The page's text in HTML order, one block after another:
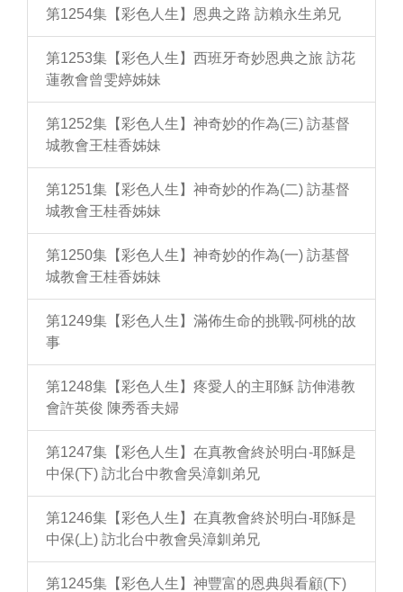
第1254集【彩色人生】恩典之路 訪賴永生弟兄
第1253集【彩色人生】西班牙奇妙恩典之旅 訪花
蓮教會曾雯婷姊妹
第1252集【彩色人生】神奇妙的作為(三) 訪基督
城教會王桂香姊妹
第1251集【彩色人生】神奇妙的作為(二) 訪基督
城教會王桂香姊妹
第1250集【彩色人生】神奇妙的作為(一) 訪基督
城教會王桂香姊妹
第1249集【彩色人生】滿佈生命的挑戰-阿桃的故
事
第1248集【彩色人生】疼愛人的主耶穌 訪伸港教
會許英俊 陳秀香夫婦
第1247集【彩色人生】在真教會終於明白-耶穌是
中保(下) 訪北台中教會吳漳釧弟兄
第1246集【彩色人生】在真教會終於明白-耶穌是
中保(上) 訪北台中教會吳漳釧弟兄
第1245集【彩色人生】神豐富的恩典與看顧(下)